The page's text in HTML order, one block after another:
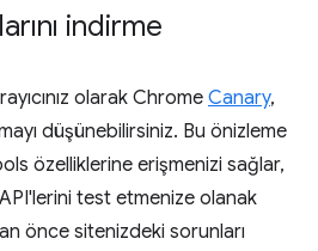
indirme
olarak Chrome Canary,
düşünebilirsiniz. Bu önizleme
özelliklerine erişmenizi sağlar,
test etmenize olanak
önce sitenizdeki sorunları